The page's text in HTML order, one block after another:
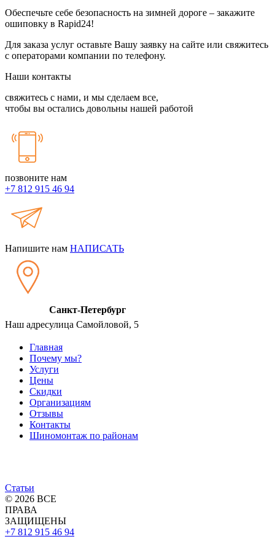
Обеспечьте себе безопасность на зимней дороге – закажите
ошиповку в Rapid24!
Для заказа услуг оставьте Вашу заявку на сайте или свяжитесь
с операторами компании по телефону.
Наши контакты
свяжитесь с нами, и мы сделаем все,
чтобы вы остались довольны нашей работой
позвоните нам
+7 812 915 46 94
Напишите нам НАПИСАТЬ
Наш адрес
Санкт-Петербург
улица Самойловой, 5
Главная
Почему мы?
Услуги
Цены
Скидки
Организациям
Отзывы
Контакты
Шиномонтаж по районам
Статьи
© 2026 ВСЕ
ПРАВА
ЗАЩИЩЕНЫ
+7 812 915 46 94